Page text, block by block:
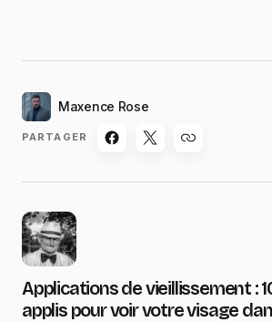
Maxence Rose
PARTAGER
Applications de vieillissement :
applis pour voir votre visage